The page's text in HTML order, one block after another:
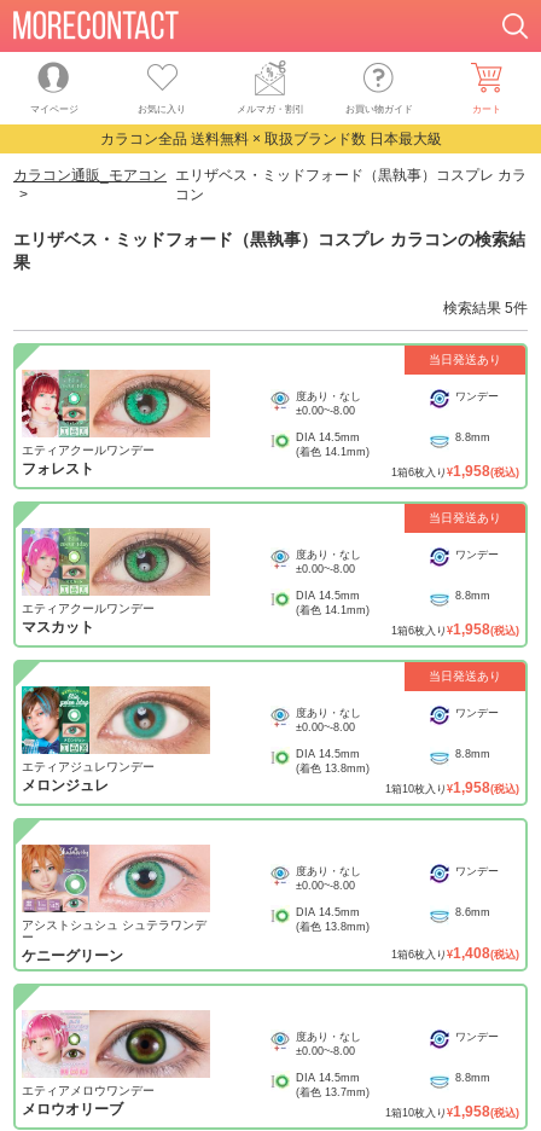
マイページ お気に入り メルマガ・割引 お買い物ガイド カート
カラコン全品 送料無料 × 取扱ブランド数 日本最大級
カラコン通販_モアコン
エリザベス・ミッドフォード（黒執事）コスプレ カラ
コン
エリザベス・ミッドフォード（黒執事）コスプレ カラコンの検索結
果
検索結果 5件
当日発送あり
エティアクールワンデー
フォレスト
度あり・なし
±0.00~-8.00
ワンデー
DIA 14.5mm
(着色 14.1mm)
8.8mm
1箱6枚入り ¥1,958(税込)
当日発送あり
エティアクールワンデー
マスカット
度あり・なし
±0.00~-8.00
ワンデー
DIA 14.5mm
(着色 14.1mm)
8.8mm
1箱6枚入り ¥1,958(税込)
当日発送あり
エティアジュレワンデー
メロンジュレ
度あり・なし
±0.00~-8.00
ワンデー
DIA 14.5mm
(着色 13.8mm)
8.8mm
1箱10枚入り ¥1,958(税込)
アシストシュシュ シュテラワンデ
ー
ケニーグリーン
度あり・なし
±0.00~-8.00
ワンデー
DIA 14.5mm
(着色 13.8mm)
8.6mm
1箱6枚入り ¥1,408(税込)
エティアメロウワンデー
メロウオリーブ
度あり・なし
±0.00~-8.00
ワンデー
DIA 14.5mm
(着色 13.7mm)
8.8mm
1箱10枚入り ¥1,958(税込)